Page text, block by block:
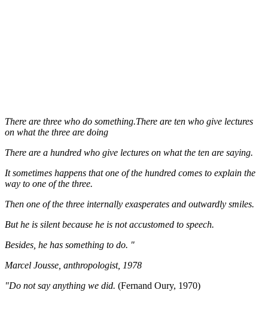
There are three who do something.There are ten who give lectures
on what the three are doing
There are a hundred who give lectures on what the ten are saying.
It sometimes happens that one of the hundred comes to explain the
way to one of the three.
Then one of the three internally exasperates and outwardly smiles.
But he is silent because he is not accustomed to speech.
Besides, he has something to do. "
Marcel Jousse, anthropologist, 1978
"Do not say anything we did. (Fernand Oury, 1970)